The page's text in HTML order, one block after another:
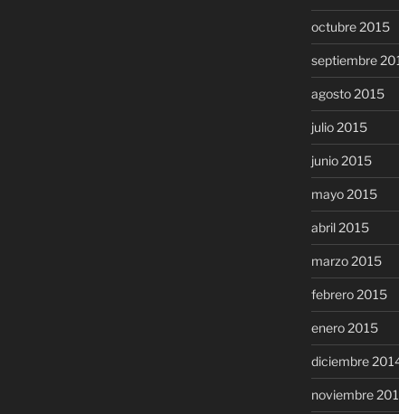
octubre 2015
septiembre
agosto 2015
julio 2015
junio 2015
mayo 2015
abril 2015
marzo 2015
febrero 2015
enero 2015
diciembre
noviembre